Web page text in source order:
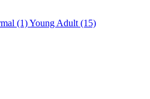
(1)Young Adult (15)